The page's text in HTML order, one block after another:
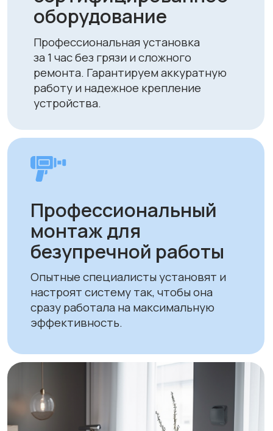
Учитываем площадь, тип и
особенности вашего пространства,
вентиляцию.
Энергоэффективные технологии
комфортного климата.
Экономия на
отоплении и